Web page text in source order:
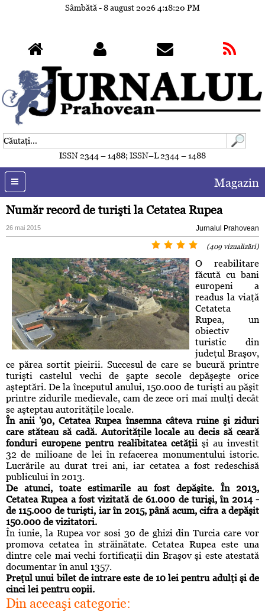
Sâmbătă - 8 august 20264:18:23 PM
ISSN 2344 – 1488; ISSN–L 2344 – 1488
Magazin
Număr record de turişti la Cetatea Rupea
26 mai 2015 Jurnalul Prahovean
(409 vizualizări)
O reabilitare
făcută cu bani
europeni a
readus la viaţă
Cetateta
Rupea, un
obiectiv
turistic din
judeţul Braşov,
ce părea sortit pieirii. Succesul de care se bucură printre
turişti castelul vechi de şapte secole depăşeşte orice
aşteptări. De la începutul anului, 150.000 de turişti au păşit
printre zidurile medievale, cam de zece ori mai mulţi decât
se aşteptau autorităţile locale.
În anii'90, Cetatea Rupea însemna câteva ruine şi ziduri
care stăteau să cadă. Autorităţile locale au decis să ceară
fonduri europene pentru realibitatea cetăţii şi au investit
32 de milioane de lei în refacerea monumentului istoric.
Lucrările au durat trei ani, iar cetatea a fost redeschisă
publicului în 2013.
De atunci, toate estimarile au fost depăşite. În 2013,
Cetatea Rupea a fost vizitată de 61.000 de turişi, în 2014 -
de 115.000 de turişti, iar în 2015, până acum, cifra a depăşit
150.000 de vizitatori.
În iunie, la Rupea vor sosi 30 de ghizi din Turcia care vor
promova cetatea în străinătate. Cetatea Rupea este una
dintre cele mai vechi fortificaţii din Braşov şi este atestată
documentar în anul 1357.
Preţul unui bilet de intrare este de 10 lei pentru adulţi şi de
cinci lei pentru copii.
Din aceeaşi categorie: